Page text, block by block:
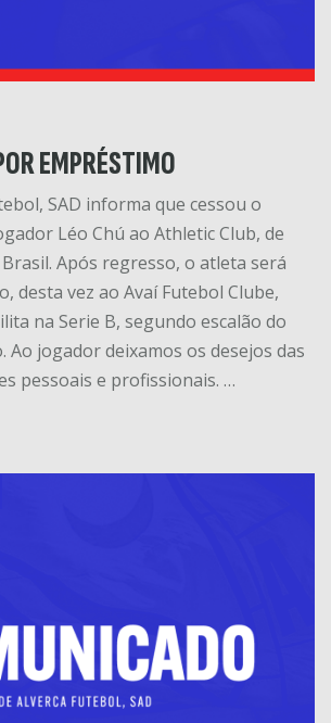
EMPRÉSTIMO
SAD informa que cessou o
Léo Chú ao Athletic Club, de
Após regresso, o atleta será
desta vez ao Avaí Futebol Clube,
na Serie B, segundo escalão do
jogador deixamos os desejos das
pessoais e profissionais. …